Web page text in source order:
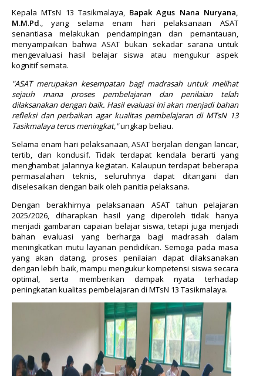
Kepala MTsN 13 Tasikmalaya, Bapak Agus Nana Nuryana,
M.M.Pd., yang selama enam hari pelaksanaan ASAT
senantiasa melakukan pendampingan dan pemantauan,
menyampaikan bahwa ASAT bukan sekadar sarana untuk
mengevaluasi hasil belajar siswa atau mengukur aspek
kognitif semata.
"ASAT merupakan kesempatan bagi madrasah untuk melihat
sejauh mana proses pembelajaran dan penilaian telah
dilaksanakan dengan baik. Hasil evaluasi ini akan menjadi bahan
refleksi dan perbaikan agar kualitas pembelajaran di MTsN 13
Tasikmalaya terus meningkat,"ungkap beliau.
Selama enam hari pelaksanaan, ASAT berjalan dengan lancar,
tertib, dan kondusif. Tidak terdapat kendala berarti yang
menghambat jalannya kegiatan. Kalaupun terdapat beberapa
permasalahan teknis, seluruhnya dapat ditangani dan
diselesaikan dengan baik oleh panitia pelaksana.
Dengan berakhirnya pelaksanaan ASAT tahun pelajaran
2025/2026, diharapkan hasil yang diperoleh tidak hanya
menjadi gambaran capaian belajar siswa, tetapi juga menjadi
bahan evaluasi yang berharga bagi madrasah dalam
meningkatkan mutu layanan pendidikan. Semoga pada masa
yang akan datang, proses penilaian dapat dilaksanakan
dengan lebih baik, mampu mengukur kompetensi siswa secara
optimal, serta memberikan dampak nyata terhadap
peningkatan kualitas pembelajaran di MTsN 13 Tasikmalaya.